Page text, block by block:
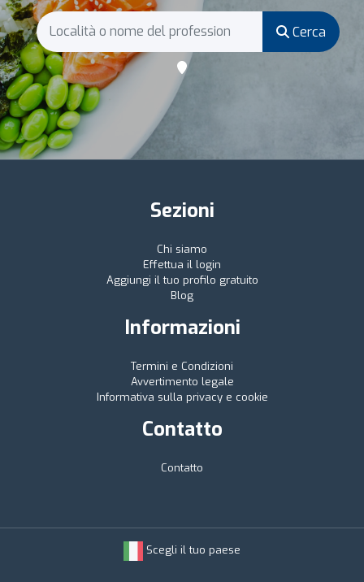
Cerca
Sezioni
Chi siamo
Effettua il login
Aggiungi il tuo profilo gratuito
Blog
Informazioni
Termini e Condizioni
Avvertimento legale
Informativa sulla privacy e cookie
Contatto
Contatto
Scegli il tuo paese